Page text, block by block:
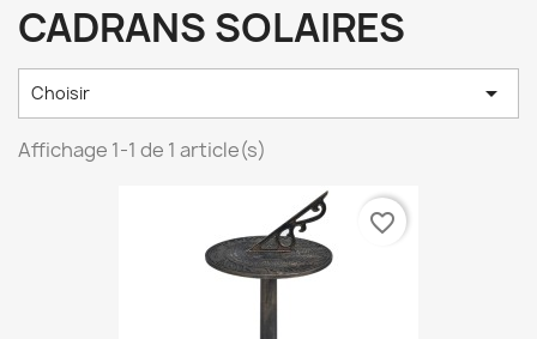
CADRANS SOLAIRES
Choisir 
Affichage 1-1 de 1 article(s)
favorite_border